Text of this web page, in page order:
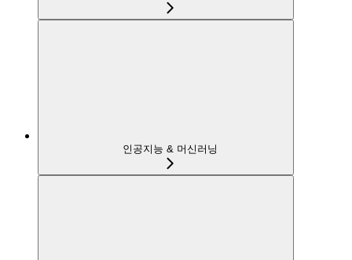
인공지능 & 머신러닝